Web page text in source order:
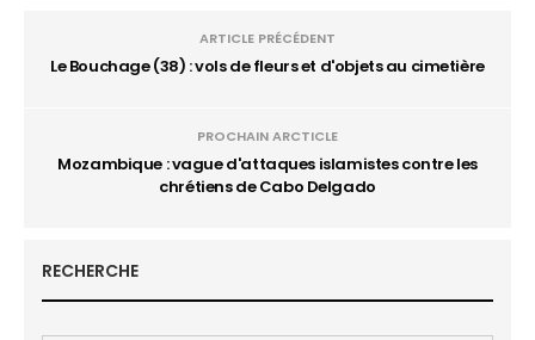
ARTICLE PRÉCÉDENT
Le Bouchage (38) : vols de fleurs et d'objets au cimetière
PROCHAIN ARCTICLE
Mozambique : vague d'attaques islamistes contre les
chrétiens de Cabo Delgado
RECHERCHE